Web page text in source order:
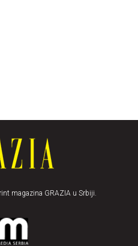
magazina GRAZIA u Srbiji.